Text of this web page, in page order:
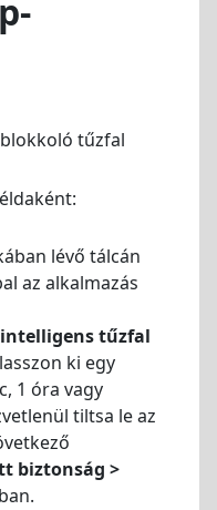
tűzfal
lévő tálcán
az alkalmazás
tűzfal
ki egy
1 óra vagy
tiltsa le az
biztonság >